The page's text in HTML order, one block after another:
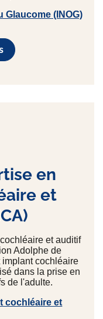
Glaucome (INOG)
en
et
et auditif
Adolphe de
implant cochléaire
dans la prise en
de l'adulte.
cochléaire et